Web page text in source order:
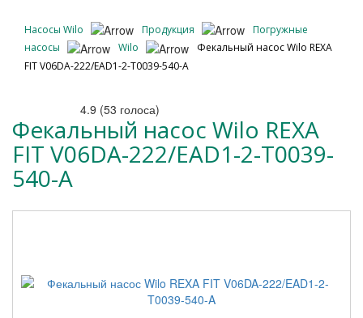
Насосы Wilo Продукция
Погружные
насосы
Wilo
Фекальный насос Wilo REXA
FIT V06DA-222/EAD1-2-T0039-540-A
4.9 (53 голоса)
Фекальный насос Wilo REXA
FIT V06DA-222/EAD1-2-T0039-
540-A